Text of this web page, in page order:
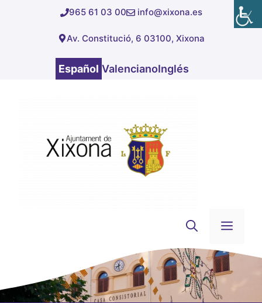
965 61 03 00 info@xixona.es
Av. Constitució, 6 03100, Xixona
Español ValencianoInglés